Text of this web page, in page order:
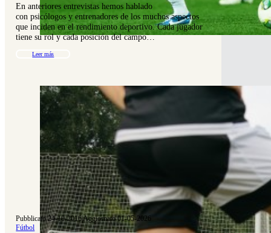
En anteriores entrevistas hemos hablado
con psicólogos y entrenadores de los muchos aspectos
que inciden en el rendimiento deportivo. Cada jugador
tiene su rol y cada posición del campo…
Leer más
Pubblicato 24-10-2016|Aggiornato 01-05-2026
Fútbol